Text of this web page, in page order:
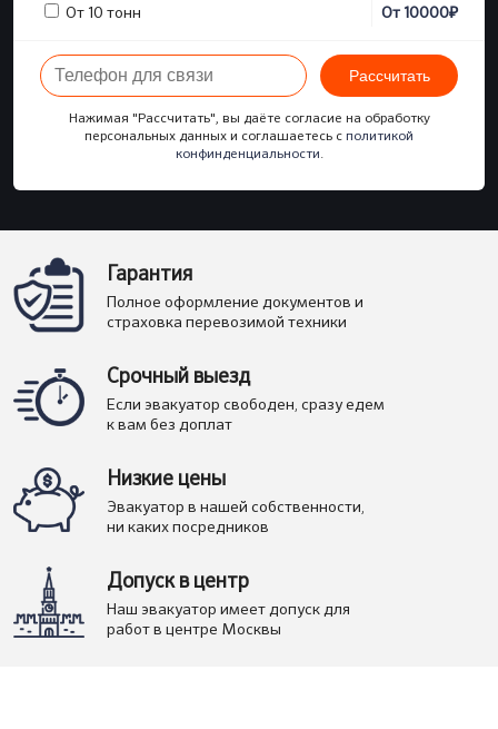
От 10 тонн От 10000₽
Рассчитать
Нажимая "Рассчитать", вы даёте согласие на обработку
персональных данных и соглашаетесь с политикой
конфинденциальности.
Гарантия
Полное оформление документов и
страховка перевозимой техники
Срочный выезд
Если эвакуатор свободен, сразу едем
к вам без доплат
Низкие цены
Эвакуатор в нашей собственности,
ни каких посредников
Допуск в центр
Наш эвакуатор имеет допуск для
работ в центре Москвы